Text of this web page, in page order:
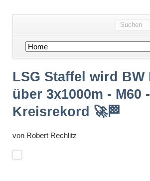
Navigation
LSG Staffel wird BW
über 3x1000m - M60
Kreisrekord 🚀🏁
von Robert Rechlitz